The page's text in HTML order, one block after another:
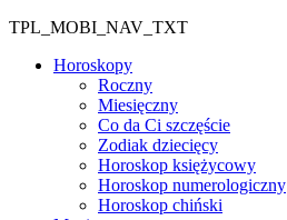
TPL_MOBI_NAV_TXT
Horoskopy
Roczny
Miesięczny
Co da Ci szczęście
Zodiak dziecięcy
Horoskop księżycowy
Horoskop numerologiczny
Horoskop chiński